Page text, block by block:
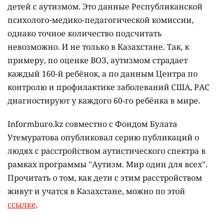
детей с аутизмом. Это данные Республиканской
психолого-медико-педагогической комиссии,
однако точное количество подсчитать
невозможно. И не только в Казахстане. Так, к
примеру, по оценке ВОЗ, аутизмом страдает
каждый 160-й ребёнок, а по данным Центра по
контролю и профилактике заболеваний США, РАС
диагностируют у каждого 60-го ребёнка в мире.
Informburo.kz совместно с Фондом Булата
Утемуратова опубликовал серию публикаций о
людях с расстройством аутистического спектра в
рамках программы "Аутизм. Мир один для всех".
Прочитать о том, как дети с этим расстройством
живут и учатся в Казахстане, можно по этой
ссылке.